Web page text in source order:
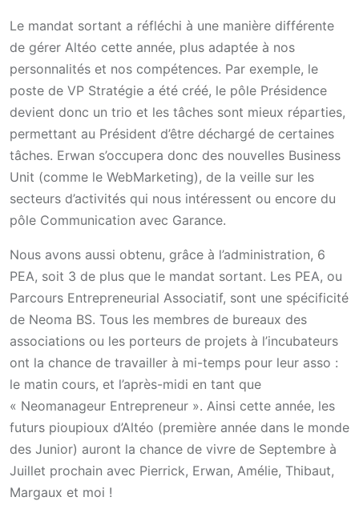
Le mandat sortant a réfléchi à une manière différente
de gérer Altéo cette année, plus adaptée à nos
personnalités et nos compétences. Par exemple, le
poste de VP Stratégie a été créé, le pôle Présidence
devient donc un trio et les tâches sont mieux réparties,
permettant au Président d’être déchargé de certaines
tâches. Erwan s’occupera donc des nouvelles Business
Unit (comme le WebMarketing), de la veille sur les
secteurs d’activités qui nous intéressent ou encore du
pôle Communication avec Garance.
Nous avons aussi obtenu, grâce à l’administration, 6
PEA, soit 3 de plus que le mandat sortant. Les PEA, ou
Parcours Entrepreneurial Associatif, sont une spécificité
de Neoma BS. Tous les membres de bureaux des
associations ou les porteurs de projets à l’incubateurs
ont la chance de travailler à mi-temps pour leur asso :
le matin cours, et l’après-midi en tant que
« Neomanageur Entrepreneur ». Ainsi cette année, les
futurs pioupioux d’Altéo (première année dans le monde
des Junior) auront la chance de vivre de Septembre à
Juillet prochain avec Pierrick, Erwan, Amélie, Thibaut,
Margaux et moi !